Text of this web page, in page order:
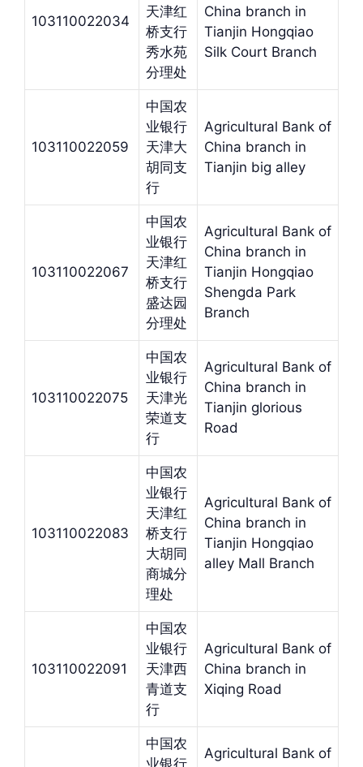
103110022034
天津红
桥支行
秀水苑
分理处
China branch in
Tianjin Hongqiao
Silk Court Branch
103110022059
中国农
业银行
天津大
胡同支
行
Agricultural Bank of
China branch in
Tianjin big alley
103110022067
中国农
业银行
天津红
桥支行
盛达园
分理处
Agricultural Bank of
China branch in
Tianjin Hongqiao
Shengda Park
Branch
103110022075
中国农
业银行
天津光
荣道支
行
Agricultural Bank of
China branch in
Tianjin glorious
Road
103110022083
中国农
业银行
天津红
桥支行
大胡同
商城分
理处
Agricultural Bank of
China branch in
Tianjin Hongqiao
alley Mall Branch
103110022091
中国农
业银行
天津西
青道支
行
Agricultural Bank of
China branch in
Xiqing Road
中国农
业银行
Agricultural Bank of